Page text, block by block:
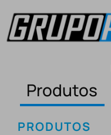
Produtos
PRODUTOS